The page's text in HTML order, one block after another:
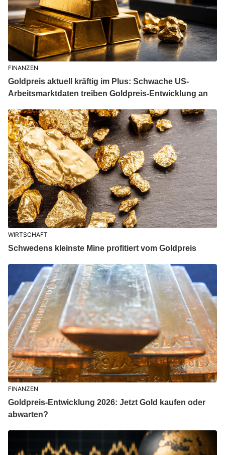
FINANZEN
Goldpreis aktuell kräftig im Plus: Schwache US-
Arbeitsmarktdaten treiben Goldpreis-Entwicklung an
WIRTSCHAFT
Schwedens kleinste Mine profitiert vom Goldpreis
FINANZEN
Goldpreis-Entwicklung 2026: Jetzt Gold kaufen oder
abwarten?